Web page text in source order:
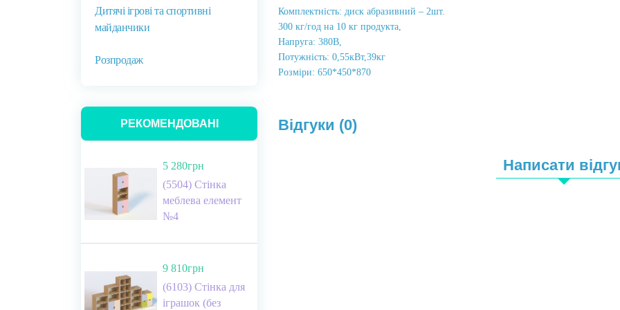
Дитячі ігрові та спортивні
майданчики
Розпродаж
РЕКОМЕНДОВАНІ
5 280грн
(5504) Стінка
меблева елемент
№4
9 810грн
(6103) Стінка для
іграшок (без
Комплектність: диск абразивний – 2шт.
300 кг/год на 10 кг продукта,
Напруга: 380В,
Потужність: 0,55кВт,39кг
Розміри: 650*450*870
Відгуки (0)
Написати